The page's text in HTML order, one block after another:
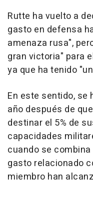
Rutte ha vuelto a
gasto en defensa
amenaza rusa",
gran victoria" para
ya que ha tenido
En este sentido, se
año después de
destinar el 5% de
capacidades
cuando se
gasto relacionado
miembro han